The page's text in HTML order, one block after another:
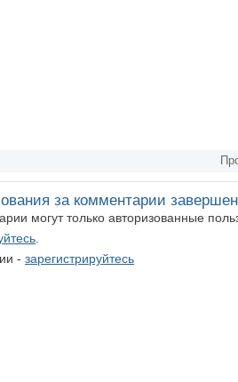
за комментарии завершен
могут только авторизованные
- зарегистрируйтесь